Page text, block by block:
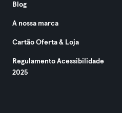
Blog
A nossa marca
Cartão Oferta & Loja
Regulamento Acessibilidade
2025